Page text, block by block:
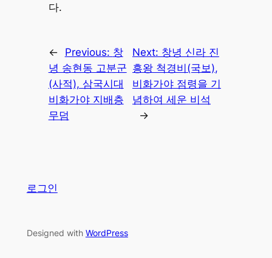
다.
← Previous: 창
녕 송현동 고분군
(사적), 삼국시대
비화가야 지배층
무덤
Next: 창녕 신라 진
흥왕 척경비(국보),
비화가야 점령을 기
념하여 세운 비석
→
로그인
Designed with WordPress